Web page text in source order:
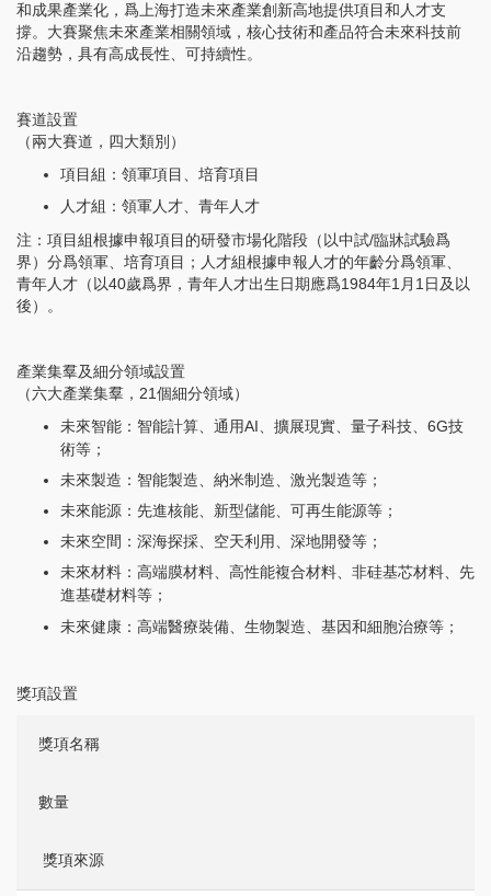
和成果產業化，爲上海打造未來產業創新高地提供項目和人才支
撐。大賽聚焦未來產業相關領域，核心技術和產品符合未來科技前
沿趨勢，具有高成長性、可持續性。
賽道設置
（兩大賽道，四大類別）
項目組：領軍項目、培育項目
人才組：領軍人才、青年人才
注：項目組根據申報項目的研發市場化階段（以中試/臨牀試驗爲
界）分爲領軍、培育項目；人才組根據申報人才的年齡分爲領軍、
青年人才（以40歲爲界，青年人才出生日期應爲1984年1月1日及以
後）。
產業集羣及細分領域設置
（六大產業集羣，21個細分領域）
未來智能：智能計算、通用AI、擴展現實、量子科技、6G技
術等；
未來製造：智能製造、納米制造、激光製造等；
未來能源：先進核能、新型儲能、可再生能源等；
未來空間：深海探採、空天利用、深地開發等；
未來材料：高端膜材料、高性能複合材料、非硅基芯材料、先
進基礎材料等；
未來健康：高端醫療裝備、生物製造、基因和細胞治療等；
獎項設置
獎項名稱
數量
獎項來源